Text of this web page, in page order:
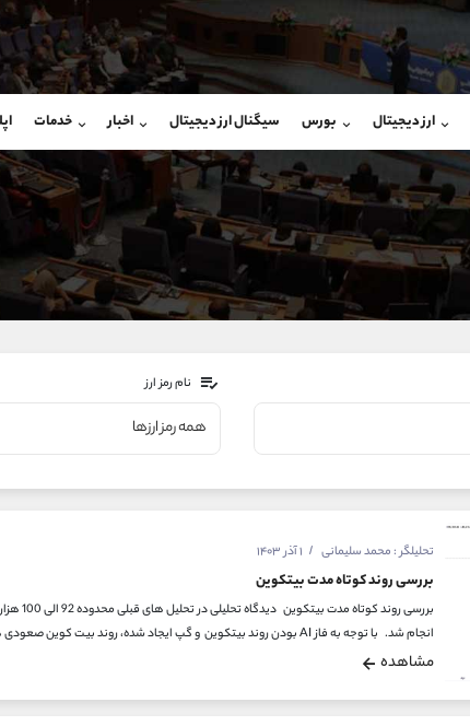
ارز دیجیتال بورس سیگنال ارز دیجیتال اخبار خدمات
نام رمز ارز
تحلیلگر : محمد سلیمانی ۱ آذر ۱۴۰۳
بررسی روند کوتاه مدت بیتکوین
انجام شد. با توجه به فاز AI بودن روند بیتکوین و گپ ایجاد شده، روند بیت کوین صعودی هست به محدوده هدف...
مشاهده
واتساپ شروع گفتگو
تلگرام @Armteam_admin_103
103 داخلی